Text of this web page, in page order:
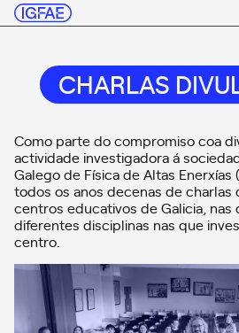
CHARLAS
Como parte do compromiso coa
actividade investigadora á
Galego de Física de Altas Enerxías
todos os anos decenas de charlas
centros educativos de Galicia, nas
diferentes disciplinas nas que
centro.